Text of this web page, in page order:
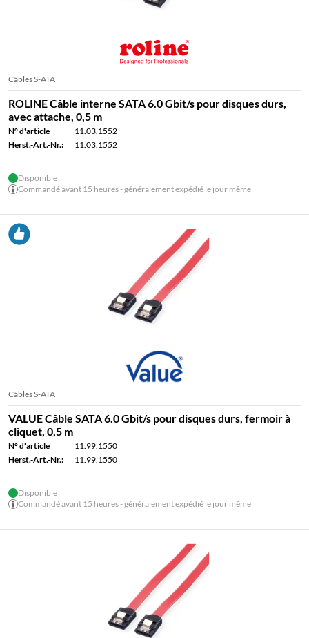
Câbles S-ATA
ROLINE Câble interne SATA 6.0 Gbit/s pour disques durs,
avec attache, 0,5 m
N° d'article
11.03.1552
Herst.-Art.-Nr.:
11.03.1552
Disponible
Commandé avant 15 heures - généralement expédié le jour même
Câbles S-ATA
VALUE Câble SATA 6.0 Gbit/s pour disques durs, fermoir à
cliquet, 0,5 m
N° d'article
11.99.1550
Herst.-Art.-Nr.:
11.99.1550
Disponible
Commandé avant 15 heures - généralement expédié le jour même